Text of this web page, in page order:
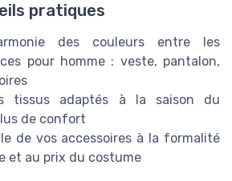
pratiques
des couleurs entre les
pour homme : veste, pantalon,
tissus adaptés à la saison du
de confort
de vos accessoires à la formalité
et au prix du costume